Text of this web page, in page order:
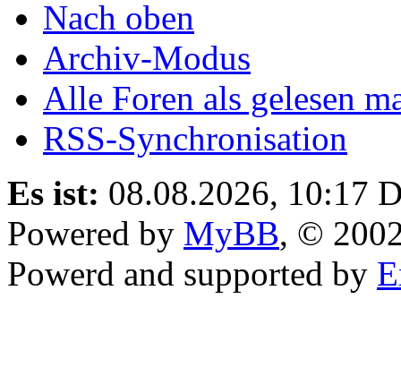
Nach oben
Archiv-Modus
Alle Foren als gelesen
RSS-Synchronisation
Es ist: 08.08.2026, 10:17
Powered by MyBB, ©
Powerd and supported by